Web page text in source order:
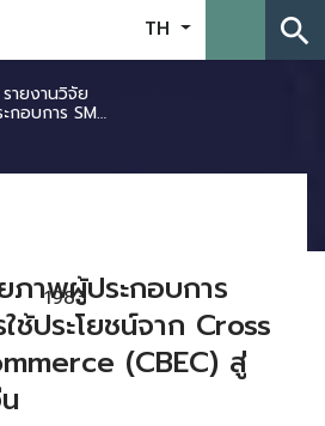
TH search
รายงานวิจัย
E-Commerce (CBEC) สู่ตลาดประเทศจีน
1983
าพผู้ประกอบการ
ช้ประโยชน์จาก Cross
(CBEC) สู่